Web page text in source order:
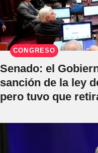
CONGRESO
Senado: el
sanción de la ley
pero tuvo que